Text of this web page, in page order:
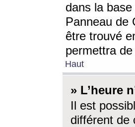
dans la
Panneau de
être trouvé
permettra
Haut
» L’heure
Il est
différent de